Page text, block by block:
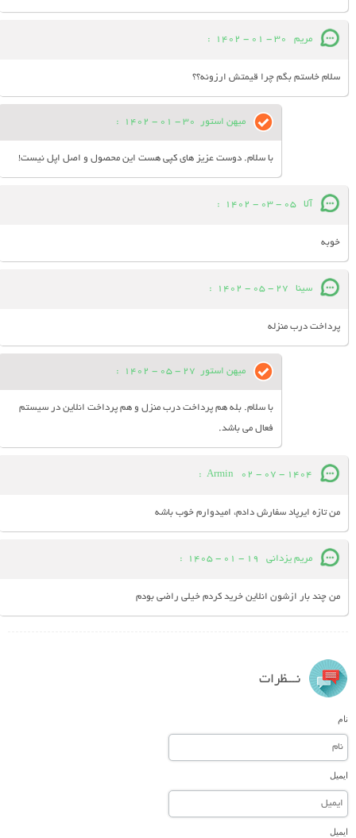
مریم 30 - 01 - 1402
:
سلام خاستم بگم چرا قیمتش ارزونه؟؟
میهن استور 30 - 01 - 1402
:
با سلام. دوست عزیز های کپی هست این محصول و اصل اپل نیست!
آلا 05 - 03 - 1402
:
خوبه
سینا 27 - 05 - 1402
:
پرداخت درب منزله
میهن استور 27 - 05 - 1402
:
با سلام. بله هم پرداخت درب منزل و هم پرداخت انلاین در سیستم
فعال می باشد.
Armin 02 - 07 - 1404
:
من تازه ایرپاد سفارش دادم، امیدوارم خوب باشه
مریم یزدانی 19 - 01 - 1405
:
من چند بار ازشون انلاین خرید کردم خیلی راضی بودم
نـــظرات
نام
ایمیل
ایمیل